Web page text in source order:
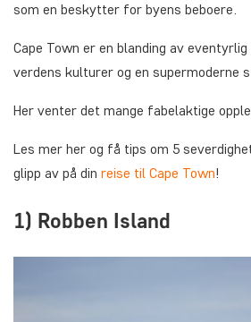
som en beskytter for byens beboere.
Cape Town er en blanding av
verdens kulturer og en supermoderne
Her venter det mange fabelaktige
Les mer her og få tips om 5
glipp av på din reise til Cape Town!
1) Robben Island